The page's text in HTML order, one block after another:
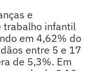
e
trabalho infantil
em 4,62% do
entre 5 e 17
de 5,3%. Em